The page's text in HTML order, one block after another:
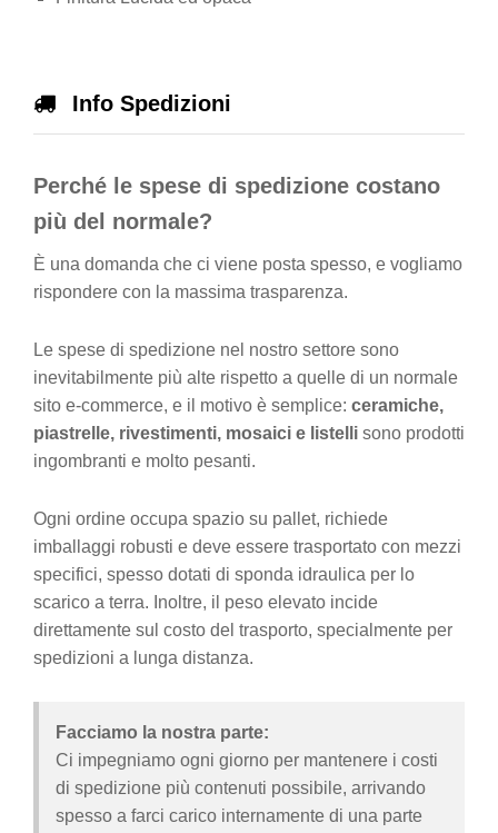
Info Spedizioni
Perché le spese di spedizione costano
più del normale?
È una domanda che ci viene posta spesso, e vogliamo
rispondere con la massima trasparenza.
Le spese di spedizione nel nostro settore sono
inevitabilmente più alte rispetto a quelle di un normale
sito e-commerce, e il motivo è semplice: ceramiche,
piastrelle, rivestimenti, mosaici e listelli sono prodotti
ingombranti e molto pesanti.
Ogni ordine occupa spazio su pallet, richiede
imballaggi robusti e deve essere trasportato con mezzi
specifici, spesso dotati di sponda idraulica per lo
scarico a terra. Inoltre, il peso elevato incide
direttamente sul costo del trasporto, specialmente per
spedizioni a lunga distanza.
Facciamo la nostra parte:
Ci impegniamo ogni giorno per mantenere i costi
di spedizione più contenuti possibile, arrivando
spesso a farci carico internamente di una parte